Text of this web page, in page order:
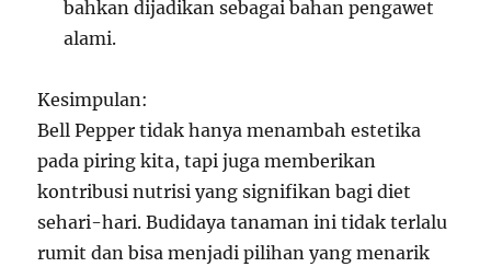
bahkan dijadikan sebagai bahan pengawet
alami.
Kesimpulan:
Bell Pepper tidak hanya menambah estetika
pada piring kita, tapi juga memberikan
kontribusi nutrisi yang signifikan bagi diet
sehari-hari. Budidaya tanaman ini tidak terlalu
rumit dan bisa menjadi pilihan yang menarik